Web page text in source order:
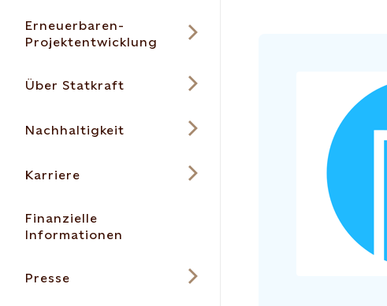
Erneuerbaren-
Projektentwicklung
Über Statkraft
Nachhaltigkeit
Karriere
Finanzielle
Informationen
Presse